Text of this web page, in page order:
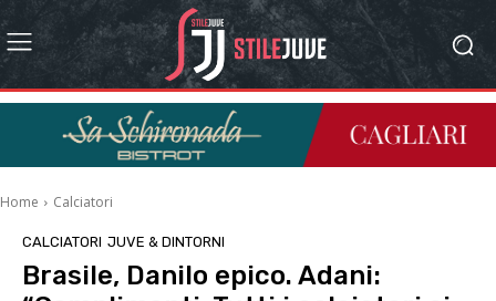
Home Calciatori
CALCIATORI JUVE & DINTORNI
Brasile, Danilo epico. Adani: